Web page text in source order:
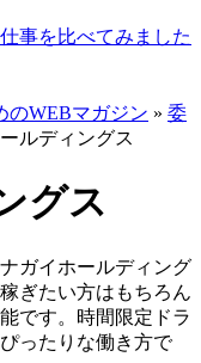
事を比べてみました
のWEBマガジン » 委
ルディングス
グス
ガイホールディング
ぎたい方はもちろん
です。時間限定ドラ
ったりな働き方で